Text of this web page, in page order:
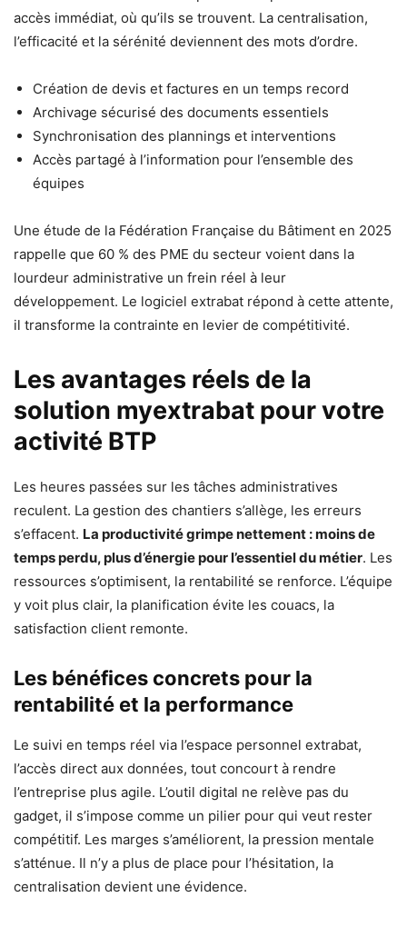
accès immédiat, où qu’ils se trouvent. La centralisation,
l’efficacité et la sérénité deviennent des mots d’ordre.
Création de devis et factures en un temps record
Archivage sécurisé des documents essentiels
Synchronisation des plannings et interventions
Accès partagé à l’information pour l’ensemble des
équipes
Une étude de la Fédération Française du Bâtiment en 2025
rappelle que 60 % des PME du secteur voient dans la
lourdeur administrative un frein réel à leur
développement. Le logiciel extrabat répond à cette attente,
il transforme la contrainte en levier de compétitivité.
Les avantages réels de la
solution myextrabat pour votre
activité BTP
Les heures passées sur les tâches administratives
reculent. La gestion des chantiers s’allège, les erreurs
s’effacent. La productivité grimpe nettement : moins de
temps perdu, plus d’énergie pour l’essentiel du métier. Les
ressources s’optimisent, la rentabilité se renforce. L’équipe
y voit plus clair, la planification évite les couacs, la
satisfaction client remonte.
Les bénéfices concrets pour la
rentabilité et la performance
Le suivi en temps réel via l’espace personnel extrabat,
l’accès direct aux données, tout concourt à rendre
l’entreprise plus agile. L’outil digital ne relève pas du
gadget, il s’impose comme un pilier pour qui veut rester
compétitif. Les marges s’améliorent, la pression mentale
s’atténue. Il n’y a plus de place pour l’hésitation, la
centralisation devient une évidence.